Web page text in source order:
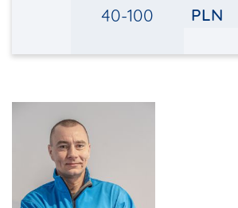
40-100
PLN